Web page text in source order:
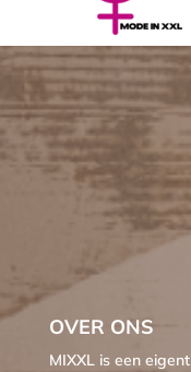
OVER ONS
MIXXL is een